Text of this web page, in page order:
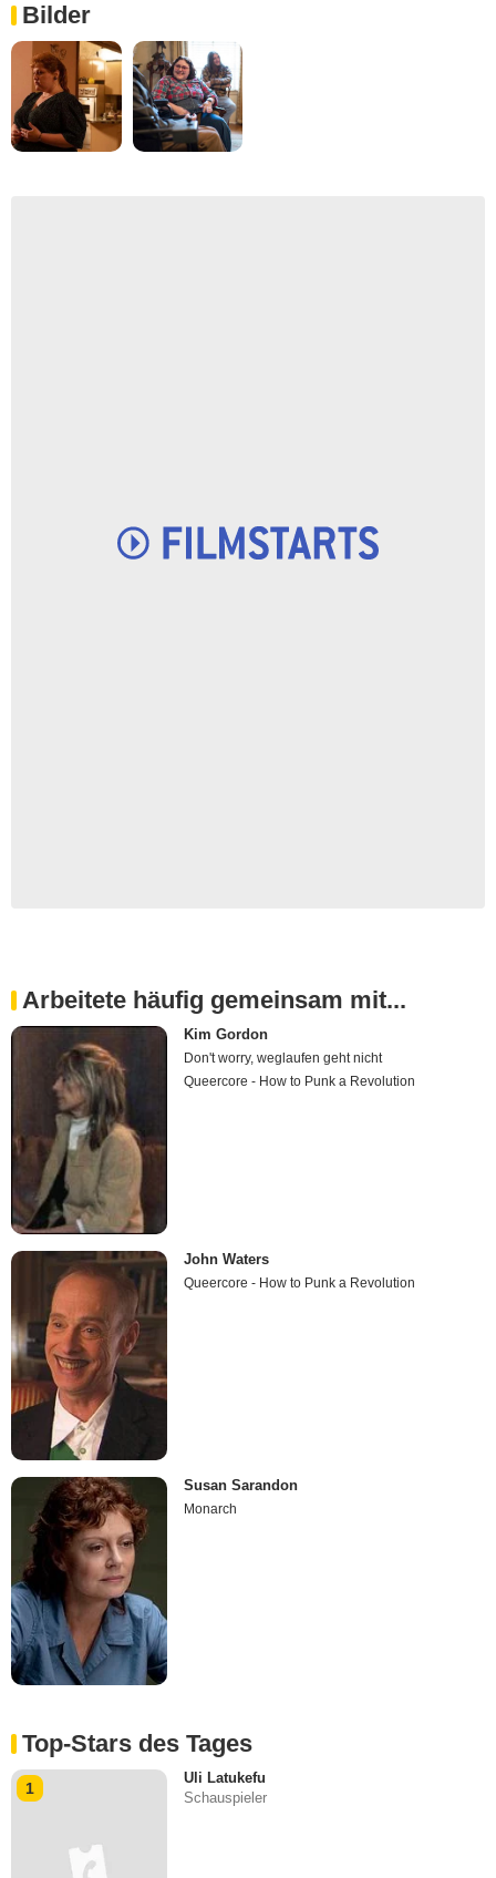
Bilder
Arbeitete häufig gemeinsam mit...
Kim Gordon
Don't worry, weglaufen geht nicht
Queercore - How to Punk a Revolution
John Waters
Queercore - How to Punk a Revolution
Susan Sarandon
Monarch
Top-Stars des Tages
1
Uli Latukefu
Schauspieler